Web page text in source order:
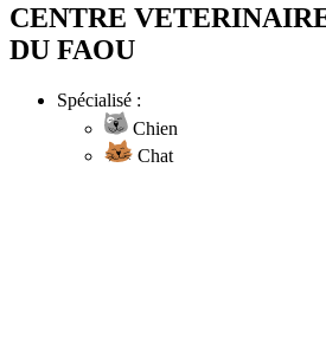
CENTRE
DU FAOU
Spécialisé :
Chien
Chat